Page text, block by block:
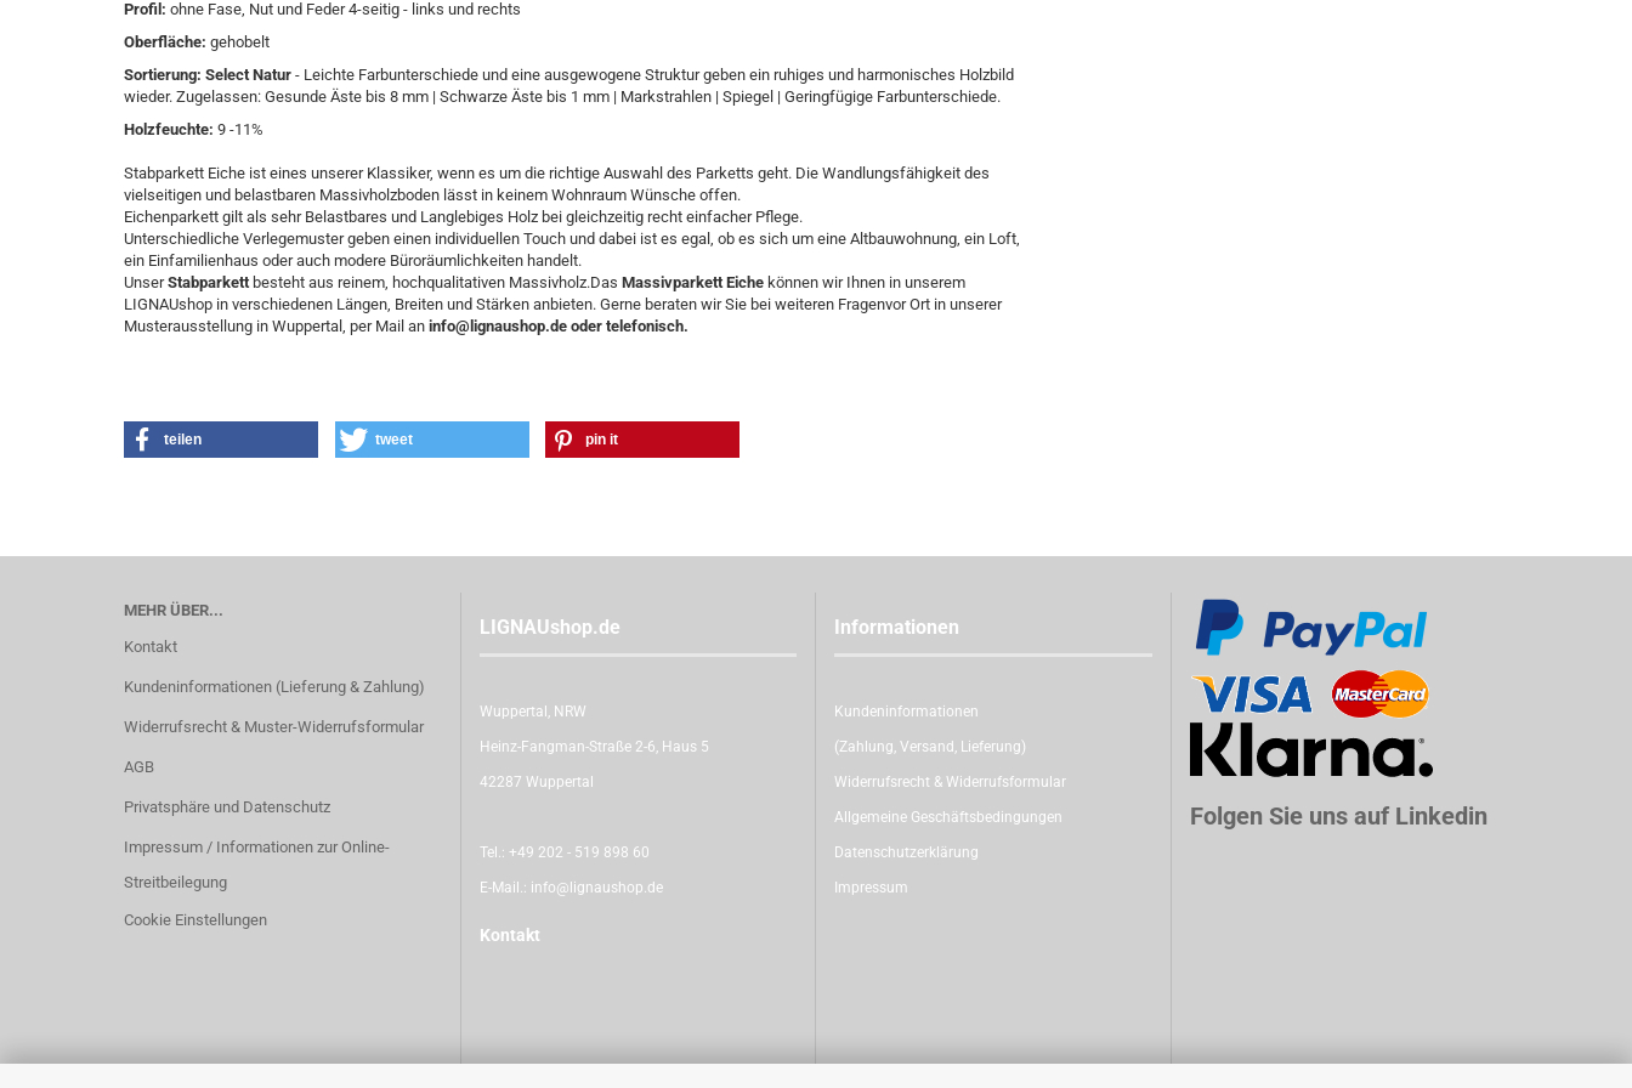
Profil: ohne Fase, Nut und Feder 4-seitig - links und rechts
Oberfläche: gehobelt
Sortierung: Select Natur - Leichte Farbunterschiede und eine ausgewogene Struktur geben ein ruhiges und harmonisches Holzbild
wieder. Zugelassen: Gesunde Äste bis 8 mm | Schwarze Äste bis 1 mm | Markstrahlen | Spiegel | Geringfügige Farbunterschiede.
Holzfeuchte: 9 -11%
Stabparkett Eiche ist eines unserer Klassiker, wenn es um die richtige Auswahl des Parketts geht. Die Wandlungsfähigkeit des
vielseitigen und belastbaren Massivholzboden lässt in keinem Wohnraum Wünsche offen.
Eichenparkett gilt als sehr Belastbares und Langlebiges Holz bei gleichzeitig recht einfacher Pflege.
Unterschiedliche Verlegemuster geben einen individuellen Touch und dabei ist es egal, ob es sich um eine Altbauwohnung, ein Loft,
ein Einfamilienhaus oder auch modere Büroräumlichkeiten handelt.
UnserStabparkettbesteht aus reinem, hochqualitativen Massivholz.Das Massivparkett Eiche können wir Ihnen in unserem
LIGNAUshop in verschiedenen Längen, Breiten und Stärken anbieten. Gerne beraten wir Sie bei weiteren Fragenvor Ort in unserer
Musterausstellung in Wuppertal, per Mail an info@lignaushop.de oder telefonisch.
teilen tweet pin it
MEHR ÜBER...
Kontakt
Kundeninformationen (Lieferung & Zahlung)
Widerrufsrecht & Muster-Widerrufsformular
AGB
Privatsphäre und Datenschutz
Impressum / Informationen zur Online-
Streitbeilegung
Cookie Einstellungen
LIGNAUshop.de
Wuppertal, NRW
Heinz-Fangman-Straße 2-6, Haus 5
42287 Wuppertal
Tel.: +49 202 - 519 898 60
E-Mail.: info@lignaushop.de
Kontakt
Informationen
Kundeninformationen
(Zahlung, Versand, Lieferung)
Widerrufsrecht & Widerrufsformular
Allgemeine Geschäftsbedingungen
Datenschutzerklärung
Impressum
Folgen Sie uns auf Linkedin